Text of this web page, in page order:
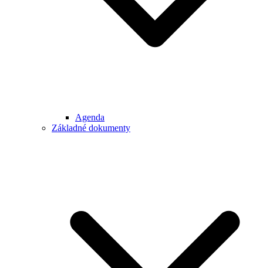
Agenda
Základné dokumenty